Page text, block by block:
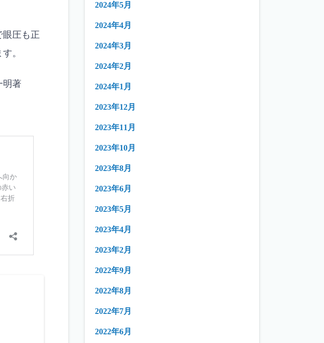
圧も正
。
明著
2024年5月
2024年4月
2024年3月
2024年2月
2024年1月
2023年12月
2023年11月
2023年10月
2023年8月
2023年6月
2023年5月
2023年4月
2023年2月
2022年9月
2022年8月
2022年7月
2022年6月